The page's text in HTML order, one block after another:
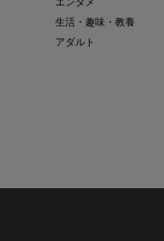
生活・趣味・教養
アダルト